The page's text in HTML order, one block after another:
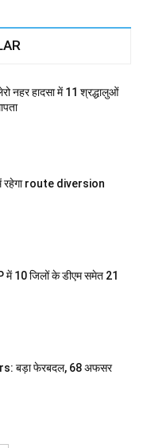
नहर हादसा में 11 श्रद्धालुओं
रहेगा route diversion
10 जिलों के डीएम समेत 21
बड़ा फेरबदल, 68 अफसर